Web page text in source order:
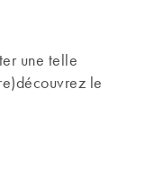
une telle
le